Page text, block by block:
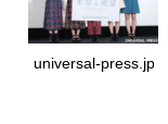
universal-press.jp